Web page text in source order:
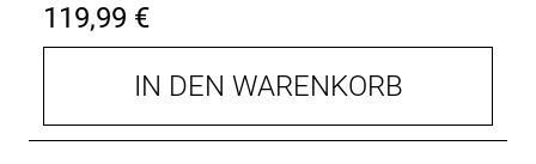
119,99 €
IN DEN WARENKORB